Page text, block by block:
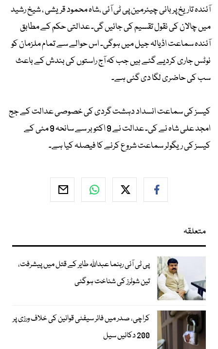
آئندہ تاریخ پر بانی چیئرمین پی ٹی آئی ،شاہ محمود قریشی ، شیخ رشید
میں چالان کی نقول تقسیم کی جائیں گی۔ عدالتی حکم کے مطابق
آئندہ سماعت اڈیالہ جیل میں ہوگی۔ اس حوالے سے تمام ملزمان کو
نوٹس جاری کردیے گئے ہیں جب کہ آج راستوں کی بندش کے باعث
سب کی حاضری لگا دی گئی ہے۔
کیسز کی سماعت انسداد دہشت گردی کی خصوصی عدالت کے جج
امجد علی شاہ نے کی۔ عدالت نے 9 اکتوبر سے سانحہ 9 مئی کے
کیسز کی ریگولر سماعت شروع کرنے کا فیصلہ کیا ہے۔
متعلقہ
پی ٹی آئی رہنما عبداللہ طایر کے قتل میں پیشرفت،
تین شوٹرز کی شناخت ہوگئی
کراچی، صدر میں فائر سیفٹی قوانین کی خلاف ورزی پر
200 دکانیں سیل